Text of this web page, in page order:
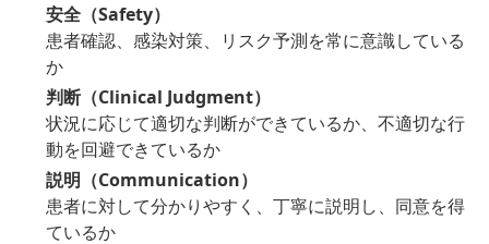
安全（Safety）
患者確認、感染対策、リスク予測を常に意識している
か
判断（Clinical Judgment）
状況に応じて適切な判断ができているか、不適切な行
動を回避できているか
説明（Communication）
患者に対して分かりやすく、丁寧に説明し、同意を得
ているか